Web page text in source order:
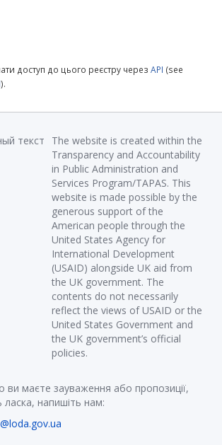
доступ до цього реєстру через API (see
).
The website is created within the
Transparency and Accountability
in Public Administration and
Services Program/TAPAS. This
website is made possible by the
generous support of the
American people through the
United States Agency for
International Development
(USAID) alongside UK aid from
the UK government. The
contents do not necessarily
reflect the views of USAID or the
United States Government and
the UK government’s official
policies.
ви маєте зауваження або пропозиції,
ласка, напишіть нам: